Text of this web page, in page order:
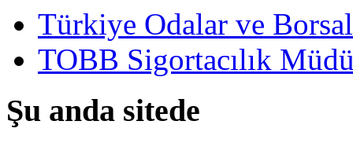
Türkiye Odalar ve
TOBB Sigortacılık
Şu anda sitede